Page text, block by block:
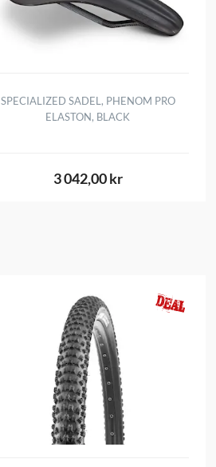
SPECIALIZED SADEL, PHENOM PRO
ELASTON, BLACK
3 042,00 kr